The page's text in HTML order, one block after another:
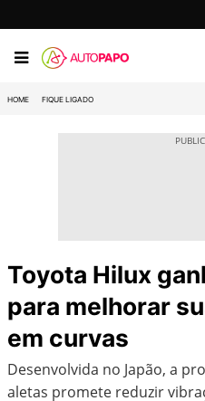
HOME FIQUE LIGADO
Toyota Hilux
para melhorar
em curvas
Desenvolvida no Japão, a
aletas promete reduzir